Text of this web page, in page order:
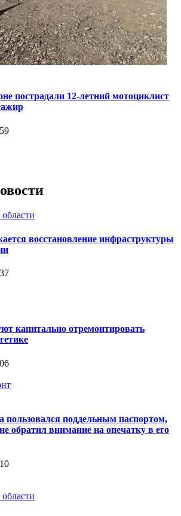
пострадали 12-летний мотоциклист
восстановление инфраструктуры
капитально отремонтировать
пользовался поддельным паспортом,
обратил внимание на опечатку в его